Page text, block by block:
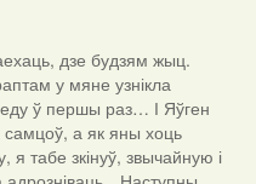
дзе будзям жыц.
у мяне узнікла
ў першы раз… І Яўген
а як яны хоць
табе зкінуў, звычайную і